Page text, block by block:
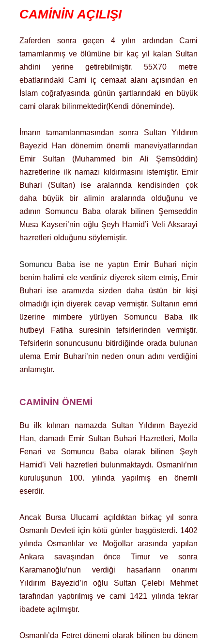
CAMİNİN AÇILIŞI
Zaferden sonra geçen 4 yılın ardından Cami
tamamlanmış ve ölümüne bir kaç yıl kalan Sultan
ahdini yerine getirebilmiştir. 55X70 metre
ebatlarındaki Cami iç cemaat alanı açısından en
İslam coğrafyasında günün şartlarındaki en büyük
cami olarak bilinmektedir(Kendi döneminde).
İmarın tamamlanmasından sonra Sultan Yıldırım
Bayezid Han dönemim önemli maneviyatlarından
Emir Sultan (Muhammed bin Ali Şemsüddin)
hazretlerine ilk namazı kıldırmasını istemiştir. Emir
Buhari (Sultan) ise aralarında kendisinden çok
daha büyük bir alimin aralarında olduğunu ve
adının Somuncu Baba olarak bilinen Şemseddin
Musa Kayseri’nin oğlu Şeyh Hamid’i Veli Aksarayi
hazretleri olduğunu söylemiştir.
Somuncu Baba ise ne yaptın Emir Buhari niçin
benim halimi ele verdiniz diyerek sitem etmiş, Emir
Buhari ise aramızda sizden daha üstün bir kişi
olmadığı için diyerek cevap vermiştir. Sultanın emri
üzerine mimbere yürüyen Somuncu Baba ilk
hutbeyi Fatiha suresinin tefsirlerinden vermiştir.
Tefsirlerin sonuncusunu bitirdiğinde orada bulunan
ulema Emir Buhari’nin neden onun adını verdiğini
anlamıştır.
CAMİNİN ÖNEMİ
Bu ilk kılınan namazda Sultan Yıldırım Bayezid
Han, damadı Emir Sultan Buhari Hazretleri, Molla
Fenari ve Somuncu Baba olarak bilinen Şeyh
Hamid’i Veli hazretleri bulunmaktaydı. Osmanlı’nın
kuruluşunun 100. yılında yapılmış en önemli
eserdir.
Ancak Bursa Ulucami açıldıktan birkaç yıl sonra
Osmanlı Devleti için kötü günler başgösterdi. 1402
yılında Osmanlılar ve Moğollar arasında yapılan
Ankara savaşından önce Timur ve sonra
Karamanoğlu’nun verdiği hasarların onarımı
Yıldırım Bayezid’in oğlu Sultan Çelebi Mehmet
tarafından yaptırılmış ve cami 1421 yılında tekrar
ibadete açılmıştır.
Osmanlı’da Fetret dönemi olarak bilinen bu dönem